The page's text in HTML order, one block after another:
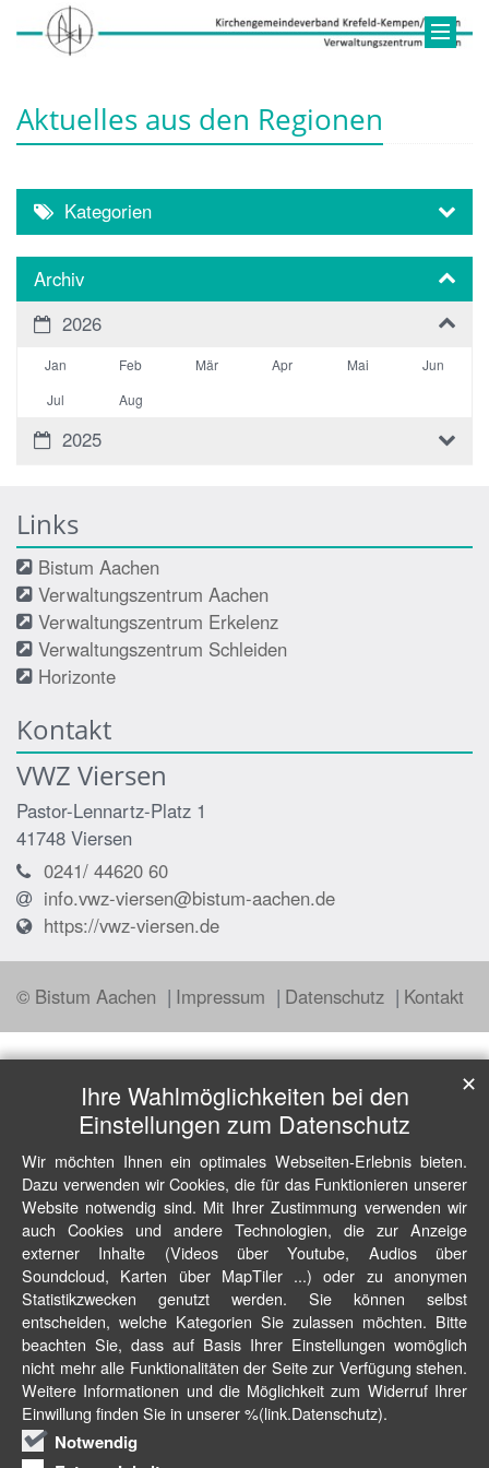
Aktuelles aus den Regionen
Kategorien
Archiv
2026
Jan Feb Mär Apr Mai
Jun
Jul
Aug
2025
Links
Bistum Aachen
Verwaltungszentrum Aachen
Verwaltungszentrum Erkelenz
Verwaltungszentrum Schleiden
Horizonte
Kontakt
VWZ Viersen
Pastor-Lennartz-Platz 1
41748 Viersen
0241/ 44620 60
info.vwz-viersen@bistum-aachen.de
https://vwz-viersen.de
© Bistum Aachen Impressum Datenschutz Kontakt
Ihre Wahlmöglichkeiten bei den
Einstellungen zum Datenschutz
Wir möchten Ihnen ein optimales Webseiten-Erlebnis bieten.
Dazu verwenden wir Cookies, die für das Funktionieren unserer
Website notwendig sind. Mit Ihrer Zustimmung verwenden wir
auch Cookies und andere Technologien, die zur Anzeige
externer Inhalte (Videos über Youtube, Audios über
Soundcloud, Karten über MapTiler ...) oder zu anonymen
Statistikzwecken genutzt werden. Sie können selbst
entscheiden, welche Kategorien Sie zulassen möchten. Bitte
beachten Sie, dass auf Basis Ihrer Einstellungen womöglich
nicht mehr alle Funktionalitäten der Seite zur Verfügung stehen.
Weitere Informationen und die Möglichkeit zum Widerruf Ihrer
Einwillung finden Sie in unserer %(link.Datenschutz).
Notwendig
✕